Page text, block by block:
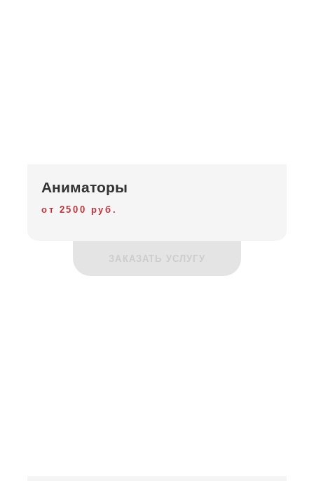
Аниматоры
от 2500 руб.
ЗАКАЗАТЬ УСЛУГУ